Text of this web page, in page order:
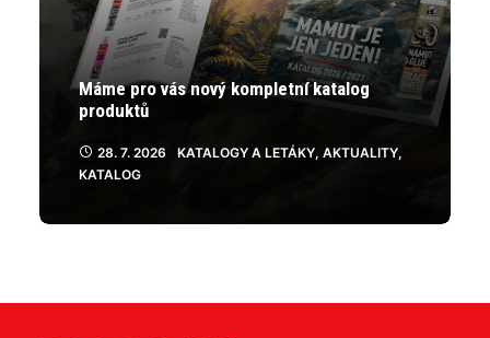
Máme pro vás nový kompletní katalog
produktů
28. 7. 2026 KATALOGY A LETÁKY, AKTUALITY,
KATALOG